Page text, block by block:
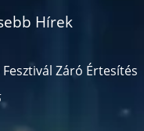
Hírek
Záró Értesítés